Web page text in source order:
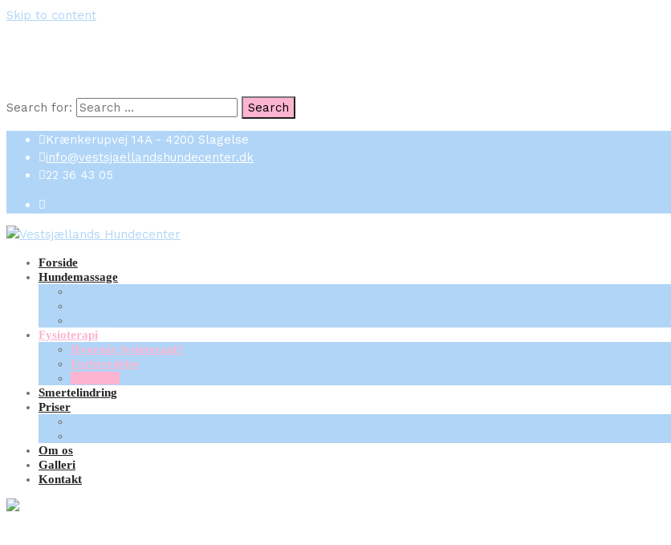
Skip to content
Search for: Search
Krænkerupvej 14A - 4200 Slagelse
info@vestsjaellandshundecenter.dk
22 36 43 05
Forside
Hundemassage
Fysioterapi
Hvornår fysioterapi?
Forberedelse
Smertelindring
Priser
Om os
Galleri
Kontakt